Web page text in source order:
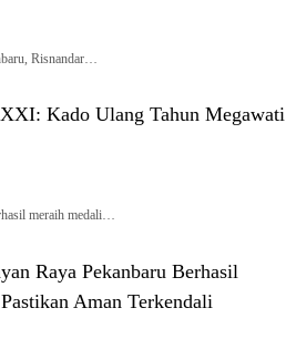
Risnandar…
Kado Ulang Tahun Megawati
meraih medali…
Raya Pekanbaru Berhasil
Aman Terkendali